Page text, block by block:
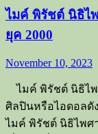
ไมค์ พิรัชต์ นิธิไ
ยุค 2000
November 10, 2023
ไมค์ พิรัชต์ นิธิไ
ศิลปินหรือไอดอลดัง
ไมค์ พิรัชต์ นิธิไพศ